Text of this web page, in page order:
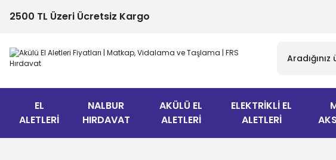
2500 TL Üzeri Ücretsiz Kargo
EL
ALETLERİ
NALBUR
HIRDAVAT
AKÜLÜ EL
ALETLERİ
ELEKTRİKLİ EL
ALETLERİ